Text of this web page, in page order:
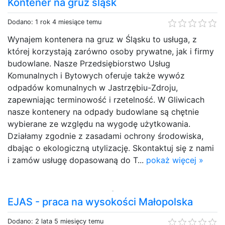
Dodano: 1 rok 4 miesiące temu
Wynajem kontenera na gruz w Śląsku to usługa, z
której korzystają zarówno osoby prywatne, jak i firmy
budowlane. Nasze Przedsiębiorstwo Usług
Komunalnych i Bytowych oferuje także wywóz
odpadów komunalnych w Jastrzębiu-Zdroju,
zapewniając terminowość i rzetelność. W Gliwicach
nasze kontenery na odpady budowlane są chętnie
wybierane ze względu na wygodę użytkowania.
Działamy zgodnie z zasadami ochrony środowiska,
dbając o ekologiczną utylizację. Skontaktuj się z nami
i zamów usługę dopasowaną do T... pokaż więcej »
EJAS - praca na wysokości Małopolska
Dodano: 2 lata 5 miesięcy temu